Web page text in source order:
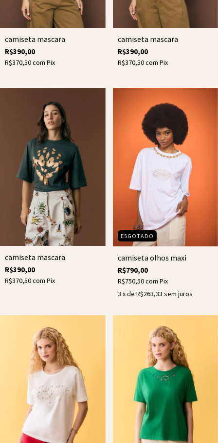
camiseta mascara
R$390,00
R$370,50com Pix
camiseta mascara
R$390,00
R$370,50com Pix
camiseta mascara
R$390,00
R$370,50com Pix
ESGOTADO
camiseta olhos maxi
R$790,00
R$750,50com Pix
3 x de R$263,33 sem juros